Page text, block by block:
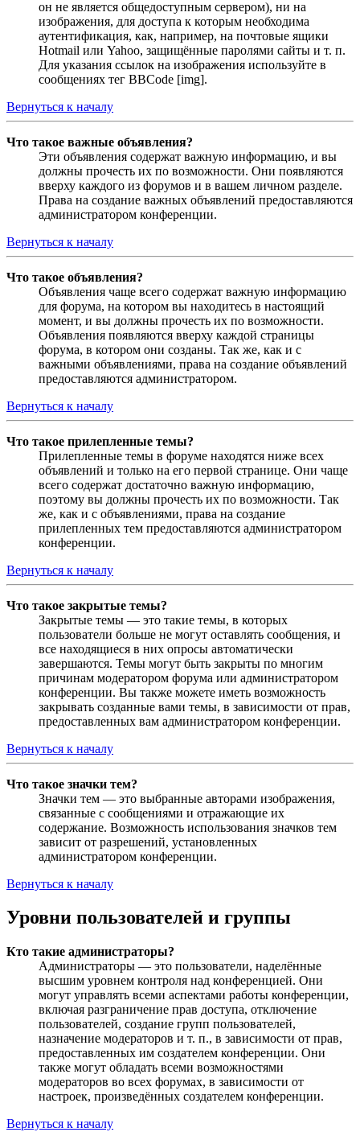
он не является общедоступным сервером), ни на
изображения, для доступа к которым необходима
аутентификация, как, например, на почтовые ящики
Hotmail или Yahoo, защищённые паролями сайты и т. п.
Для указания ссылок на изображения используйте в
сообщениях тег BBCode [img].
Вернуться к началу
Что такое важные объявления?
Эти объявления содержат важную информацию, и вы
должны прочесть их по возможности. Они появляются
вверху каждого из форумов и в вашем личном разделе.
Права на создание важных объявлений предоставляются
администратором конференции.
Вернуться к началу
Что такое объявления?
Объявления чаще всего содержат важную информацию
для форума, на котором вы находитесь в настоящий
момент, и вы должны прочесть их по возможности.
Объявления появляются вверху каждой страницы
форума, в котором они созданы. Так же, как и с
важными объявлениями, права на создание объявлений
предоставляются администратором.
Вернуться к началу
Что такое прилепленные темы?
Прилепленные темы в форуме находятся ниже всех
объявлений и только на его первой странице. Они чаще
всего содержат достаточно важную информацию,
поэтому вы должны прочесть их по возможности. Так
же, как и с объявлениями, права на создание
прилепленных тем предоставляются администратором
конференции.
Вернуться к началу
Что такое закрытые темы?
Закрытые темы — это такие темы, в которых
пользователи больше не могут оставлять сообщения, и
все находящиеся в них опросы автоматически
завершаются. Темы могут быть закрыты по многим
причинам модератором форума или администратором
конференции. Вы также можете иметь возможность
закрывать созданные вами темы, в зависимости от прав,
предоставленных вам администратором конференции.
Вернуться к началу
Что такое значки тем?
Значки тем — это выбранные авторами изображения,
связанные с сообщениями и отражающие их
содержание. Возможность использования значков тем
зависит от разрешений, установленных
администратором конференции.
Вернуться к началу
Уровни пользователей и группы
Кто такие администраторы?
Администраторы — это пользователи, наделённые
высшим уровнем контроля над конференцией. Они
могут управлять всеми аспектами работы конференции,
включая разграничение прав доступа, отключение
пользователей, создание групп пользователей,
назначение модераторов и т. п., в зависимости от прав,
предоставленных им создателем конференции. Они
также могут обладать всеми возможностями
модераторов во всех форумах, в зависимости от
настроек, произведённых создателем конференции.
Вернуться к началу